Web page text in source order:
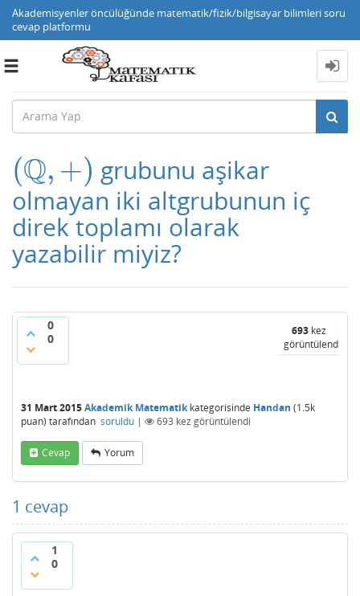
Akademisyenler öncülüğünde matematik/fizik/bilgisayar bilimleri soru
cevap platformu
Toggle
(Q, +)
(Q,+ )
grubunu aşikar
olmayan iki altgrubunun iç
direk toplamı olarak
yazabilir miyiz?
0
0
693 kez
görüntülendi
31 Mart 2015Akademik Matematikkategorisinde Handan (1.5k
puan) tarafından soruldu | 693 kez görüntülendi
Cevap Yorum
1 cevap
1
0